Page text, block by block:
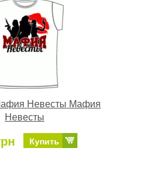
Невесты Мафия
Невесты
Купить